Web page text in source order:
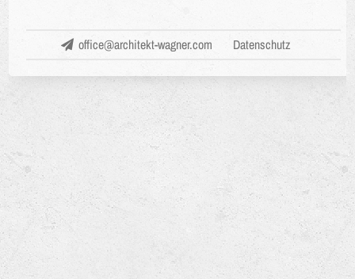
office@architekt-wagner.com Datenschutz